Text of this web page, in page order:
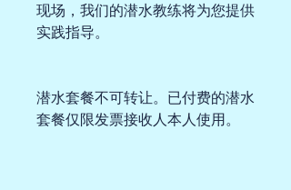
现场，我们的潜水教练将为您提供
实践指导。
潜水套餐不可转让。已付费的潜水
套餐仅限发票接收人本人使用。